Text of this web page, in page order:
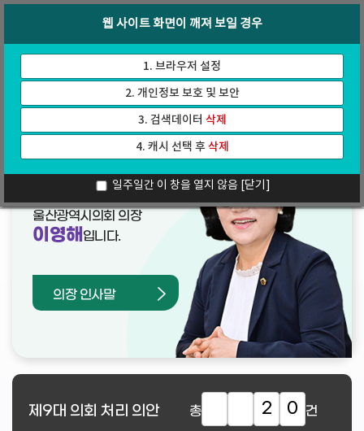
가
기
인터넷방송
웹 사이트 화면이 깨져 보일 경우
1. 브라우저 설정
2. 개인정보 보호 및 보안
3. 검색데이터 삭제
4. 캐시 선택 후삭제
일주일간 이 창을 열지 않음 [닫기]
열린의장실
울산광역시의회 의장
이영해 입니다.
의장 인사말
제9대 의회 처리 의안 총 2 0 건